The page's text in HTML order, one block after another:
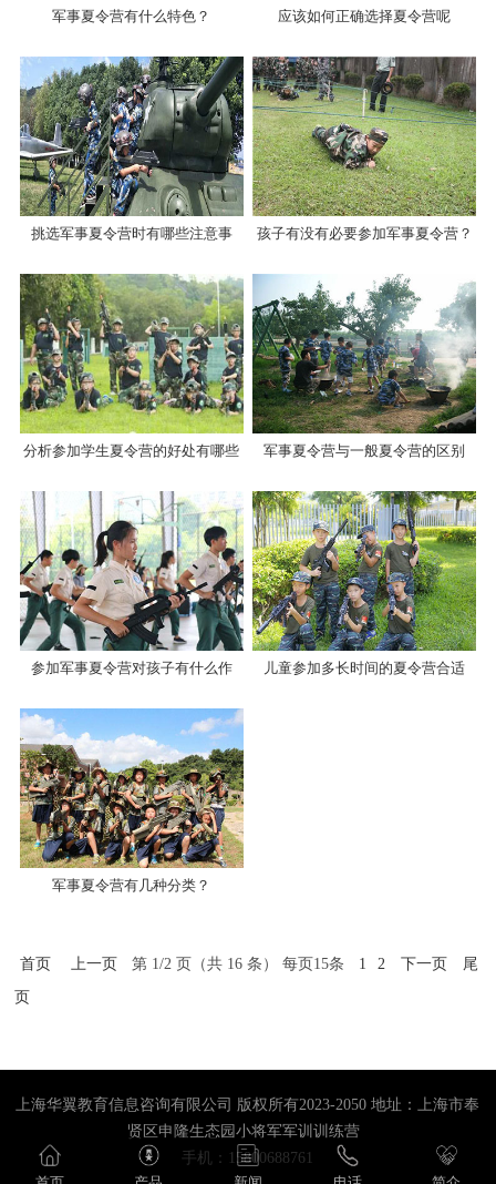
军事夏令营有什么特色？ 应该如何正确选择夏令营呢
挑选军事夏令营时有哪些注意事 孩子有没有必要参加军事夏令营？
分析参加学生夏令营的好处有哪些 军事夏令营与一般夏令营的区别
参加军事夏令营对孩子有什么作 儿童参加多长时间的夏令营合适
军事夏令营有几种分类？
首页 上一页 第 1/2 页（共 16 条） 每页15条 1 2 下一页
尾
页
上海华翼教育信息咨询有限公司 版权所有2023-2050 地址：上海市奉
贤区申隆生态园小将军军训训练营
手机：15800688761